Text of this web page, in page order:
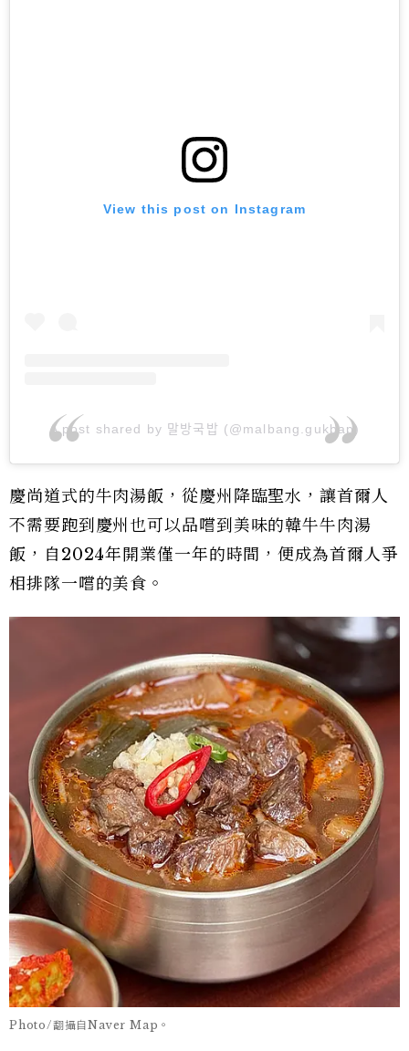
View this post on Instagram
A post shared by 말방국밥 (@malbang.gukbap)
慶尚道式的牛肉湯飯，從慶州降臨聖水，讓首爾人
不需要跑到慶州也可以品嚐到美味的韓牛牛肉湯
飯，自2024年開業僅一年的時間，便成為首爾人爭
相排隊一嚐的美食。
Photo/翻攝自Naver Map。